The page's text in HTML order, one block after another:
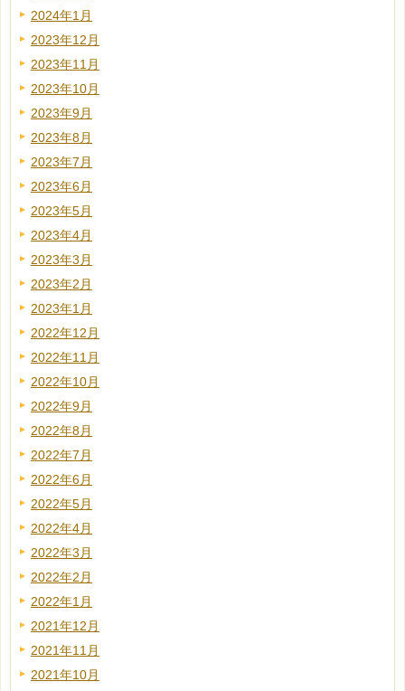
2024年1月
2023年12月
2023年11月
2023年10月
2023年9月
2023年8月
2023年7月
2023年6月
2023年5月
2023年4月
2023年3月
2023年2月
2023年1月
2022年12月
2022年11月
2022年10月
2022年9月
2022年8月
2022年7月
2022年6月
2022年5月
2022年4月
2022年3月
2022年2月
2022年1月
2021年12月
2021年11月
2021年10月